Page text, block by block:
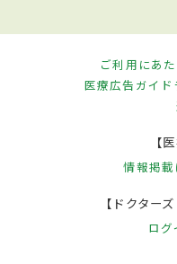
ご利用にあ
医療広告ガイ
【
情報掲
【ドクター
ログ